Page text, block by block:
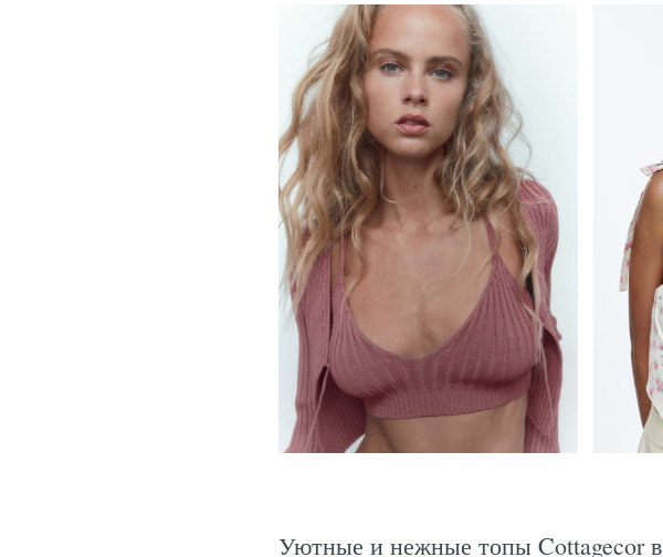
Уютные и нежные топы Cottagecor в